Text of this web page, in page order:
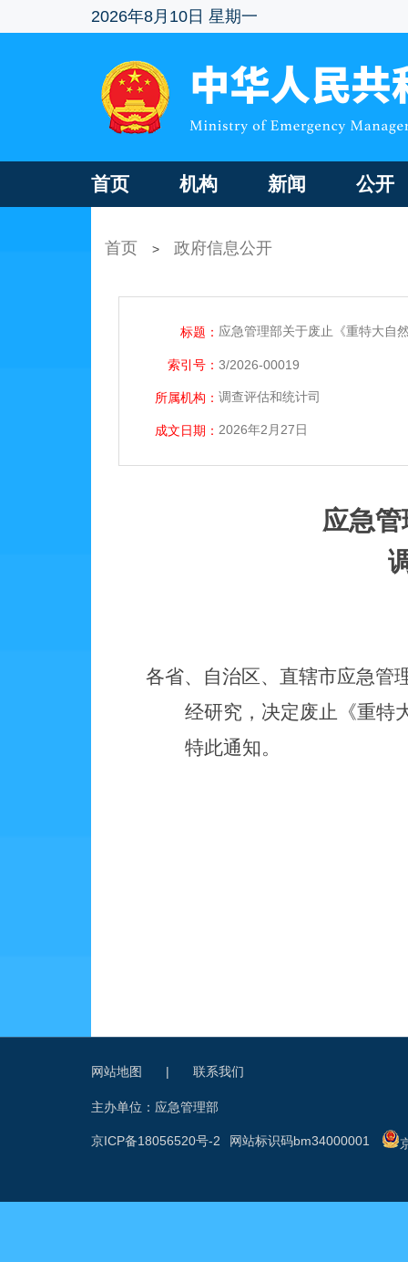
2026年8月10日 星期一
首页 机构 新闻 公开
首页 > 政府信息公开
标题： 应急管理部关于废止《重特大自
索引号： 3/2026-00019
所属机构： 调查评估和统计司
成文日期： 2026年2月27日
应急
各省、自治区、直辖市应急管
经研究，决定废止《重特
特此通知。
网站地图 | 联系我们
主办单位：应急管理部
网站标识码bm34000001
京ICP备18056520号-2